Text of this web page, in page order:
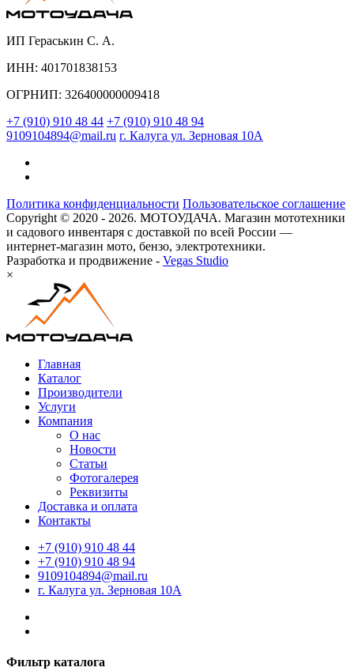
ИП Гераськин С. А.
ИНН: 401701838153
ОГРНИП: 326400000009418
+7 (910) 910 48 44 +7 (910) 910 48 94
9109104894@mail.ru г. Калуга ул. Зерновая 10А
Политика конфиденциальности Пользовательское соглашение
Copyright © 2020 - 2026. МОТОУДАЧА. Магазин мототехники
и садового инвентаря с доставкой по всей России —
интернет-магазин мото, бензо, электротехники.
Разработка и продвижение - Vegas Studio
×
Главная
Каталог
Производители
Услуги
Компания
О нас
Новости
Статьи
Фотогалерея
Реквизиты
Доставка и оплата
Контакты
+7 (910) 910 48 44
+7 (910) 910 48 94
9109104894@mail.ru
г. Калуга ул. Зерновая 10А
Фильтр каталога